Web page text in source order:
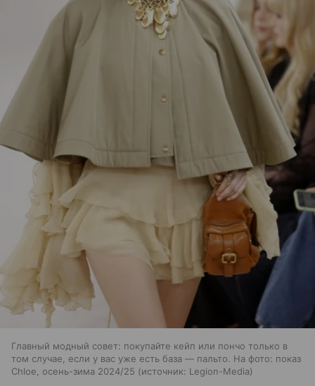
Главный модный совет: покупайте кейп или пончо только в
том случае, если у вас уже есть база — пальто. На фото: показ
Chloe, осень-зима 2024/25
источник: Legion-Media